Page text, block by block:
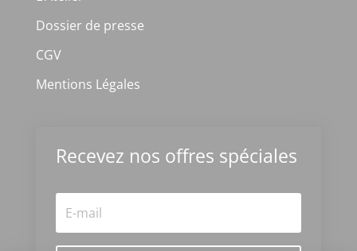
Dossier de presse
CGV
Mentions Légales
Recevez nos offres spéciales